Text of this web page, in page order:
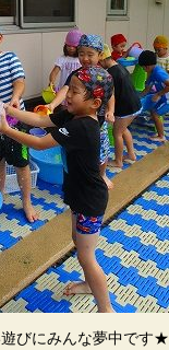
びにみんな夢中です★